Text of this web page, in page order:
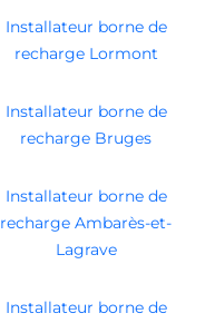
Installateur borne de
recharge Lormont
Installateur borne de
recharge Bruges
Installateur borne de
recharge Ambarès-et-
Lagrave
Installateur borne de